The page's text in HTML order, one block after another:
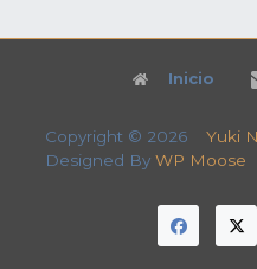
Inicio
Copyright © 2026 Yuki
Designed By WP Moose